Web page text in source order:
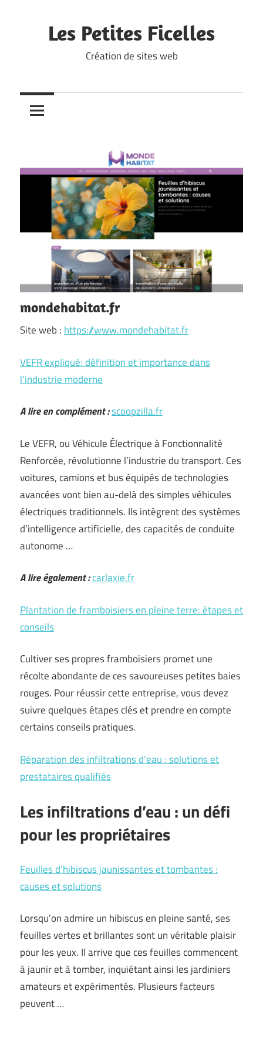
contentLes Petites Ficelles
Création de sites web
mondehabitat.fr
Site web : https://www.mondehabitat.fr
VEFR expliqué: définition et importance dans
l’industrie moderne
A lire en complément :scoopzilla.fr
Le VEFR, ou Véhicule Électrique à Fonctionnalité
Renforcée, révolutionne l’industrie du transport. Ces
voitures, camions et bus équipés de technologies
avancées vont bien au-delà des simples véhicules
électriques traditionnels. Ils intègrent des systèmes
d’intelligence artificielle, des capacités de conduite
autonome …
A lire également :carlaxie.fr
Plantation de framboisiers en pleine terre: étapes et
conseils
Cultiver ses propres framboisiers promet une
récolte abondante de ces savoureuses petites baies
rouges. Pour réussir cette entreprise, vous devez
suivre quelques étapes clés et prendre en compte
certains conseils pratiques.
Réparation des infiltrations d’eau : solutions et
prestataires qualifiés
Les infiltrations d’eau : un défi
pour les propriétaires
Feuilles d’hibiscus jaunissantes et tombantes :
causes et solutions
Lorsqu’on admire un hibiscus en pleine santé, ses
feuilles vertes et brillantes sont un véritable plaisir
pour les yeux. Il arrive que ces feuilles commencent
à jaunir et à tomber, inquiétant ainsi les jardiniers
amateurs et expérimentés. Plusieurs facteurs
peuvent …